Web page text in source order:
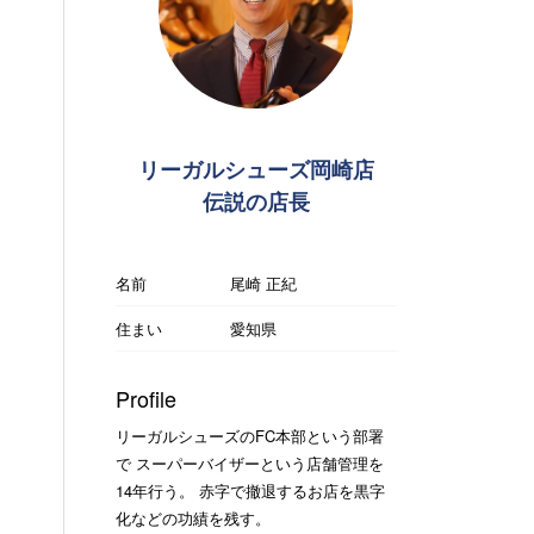
リーガルシューズ岡崎店
伝説の店長
名前
尾崎 正紀
住まい
愛知県
Profile
リーガルシューズのFC本部という部署
で スーパーバイザーという店舗管理を
14年行う。 赤字で撤退するお店を黒字
化などの功績を残す。